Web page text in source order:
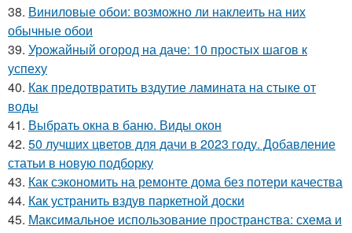
38. Виниловые обои: возможно ли наклеить на них
обычные обои
39. Урожайный огород на даче: 10 простых шагов к
успеху
40. Как предотвратить вздутие ламината на стыке от
воды
41. Выбрать окна в баню. Виды окон
42. 50 лучших цветов для дачи в 2023 году. Добавление
статьи в новую подборку
43. Как сэкономить на ремонте дома без потери качества
44. Как устранить вздув паркетной доски
45. Максимальное использование пространства: схема и